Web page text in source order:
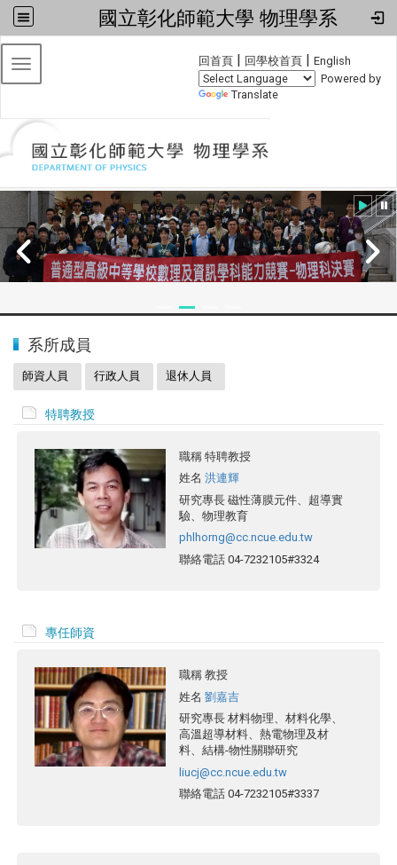
國立彰化師範大學 物理學系
回首頁 | 回學校首頁 | English
Powered by
Translate
Toggle navigation
系所成員
師資人員 行政人員 退休人員
特聘教授
職稱 特聘教授
姓名 洪連輝
研究專長 磁性薄膜元件、超導實
驗、物理教育
phlhorng@cc.ncue.edu.tw
聯絡電話 04-7232105#3324
專任師資
職稱 教授
姓名 劉嘉吉
研究專長 材料物理、材料化學、
高溫超導材料、熱電物理及材
料、結構-物性關聯研究
liucj@cc.ncue.edu.tw
聯絡電話 04-7232105#3337